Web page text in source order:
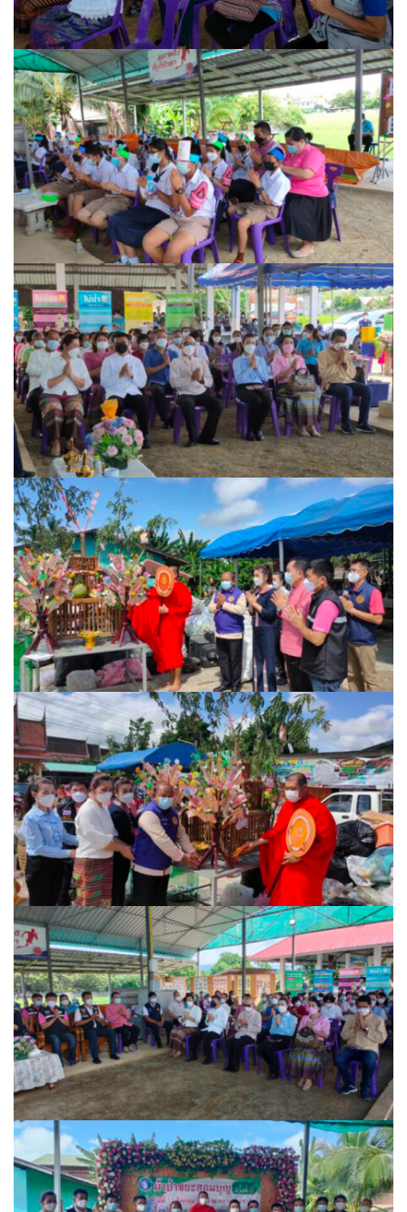
นโยบายความเป็นส่วนตัว
บริการออนไลน์ ESERVICE
บุคลากร
กองการศึกษา
กองคลัง
กองช่าง
กองยุทธศาสตร์และงบประมาณ
กองสาธารณสุขและสิ่งแวดล้อม
สำนักปลัดเทศบาล
หน่วยตรวจสอบภายใน
ปภัสสรา
ผู้บริหารเทศบาล
มังกี้ชา สาขาปัว
ร้องเรียนทุจริต
ร้านของฝากที่ระลึก
ของฝากฮักปัว
บริษัท ดอยซิลเวอร์ แฟคตอรี่ จำกัด
บ้านสมุนไพรไอริณจินดา
ร้านของฝากเมิงโป
ไอแอมล้านนา
ร้านอาหาร
Little La Cuisine
Seed คอฟฟี่ & บาร์
ก๋วยเตี๋ยวบ้านสวน
ก๋วยเตี๋ยวเครื่องในหมู
ก๋วยเตี๋ยวไข่หวาน@ปัว
กำไรข้าวต้มโต้รุ่ง
ครัวต้นตาลเลิศรส